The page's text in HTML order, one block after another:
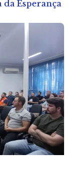
da Esperança